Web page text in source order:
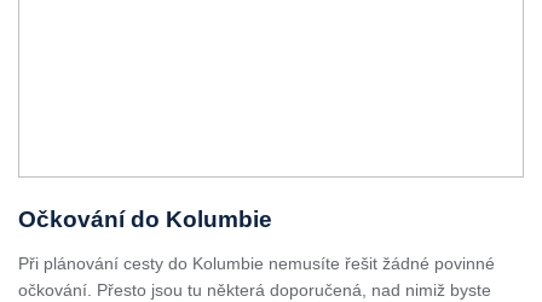
Očkování do Kolumbie
Při plánování cesty do Kolumbie nemusíte řešit žádné povinné
očkování. Přesto jsou tu některá doporučená, nad nimiž byste